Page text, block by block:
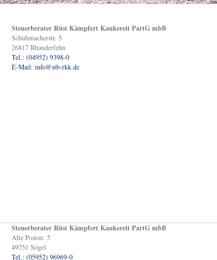
Steuerberater Rüst Kämpfert Kaukereit PartG mbB
Schuhmacherstr. 5
26817 Rhauderfehn
Tel.: (04952) 9398-0
E-Mail: info@stb-rkk.de
Steuerberater Rüst Kämpfert Kaukereit PartG mbB
Alte Poststr. 5
49751 Sögel
Tel.: (05952) 96969-0